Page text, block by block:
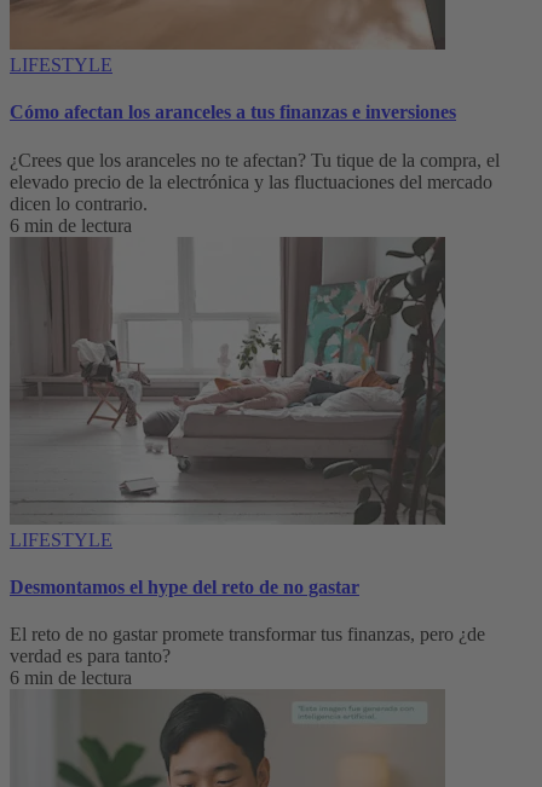
LIFESTYLE
Cómo afectan los aranceles a tus finanzas e inversiones
¿Crees que los aranceles no te afectan? Tu tique de la compra, el
elevado precio de la electrónica y las fluctuaciones del mercado
dicen lo contrario.
6 min de lectura
LIFESTYLE
Desmontamos el hype del reto de no gastar
El reto de no gastar promete transformar tus finanzas, pero ¿de
verdad es para tanto?
6 min de lectura